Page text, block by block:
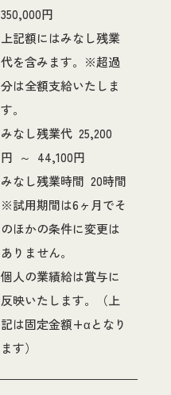
350,000円
上記額にはみなし残業
代を含みます。※超過
分は全額支給いたしま
す。
みなし残業代 25,200
円 ～ 44,100円
みなし残業時間 20時間
※試用期間は6ヶ月でそ
のほかの条件に変更は
ありません。
個人の業績給は賞与に
反映いたします。（上
記は固定金額+αとなり
ます）